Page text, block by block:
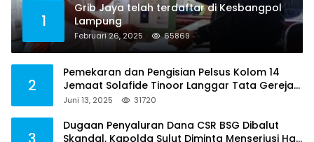
1
Grib Jaya telah terdaftar di Kesbangpol
Lampung
Februari 26, 2025 65869
2
Pemekaran dan Pengisian Pelsus Kolom 14
Jemaat Solafide Tinoor Langgar Tata Gereja
2021, Toreh : Ini Perbuatan Melawan Hukum
Juni 13, 2025 31720
Dugaan Penyaluran Dana CSR BSG Dibalut
Skandal, Kapolda Sulut Diminta Menseriusi Hal